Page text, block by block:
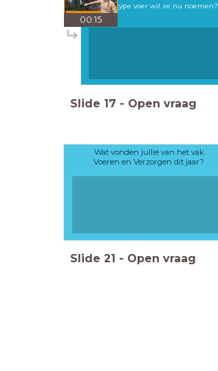
00:15
Welk type voer wil ze nu noemen?
Slide 17 - Open vraag
Wat vonden jullie van het vak
Voeren en Verzorgen dit jaar?
Slide 21 - Open vraag